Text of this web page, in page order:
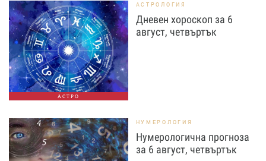
АСТРО
АСТРОЛОГИЯ
Дневен хороскоп за 6
август, четвъртък
НУМЕРОЛОГИЯ
Нумерологична прогноза
за 6 август, четвъртък